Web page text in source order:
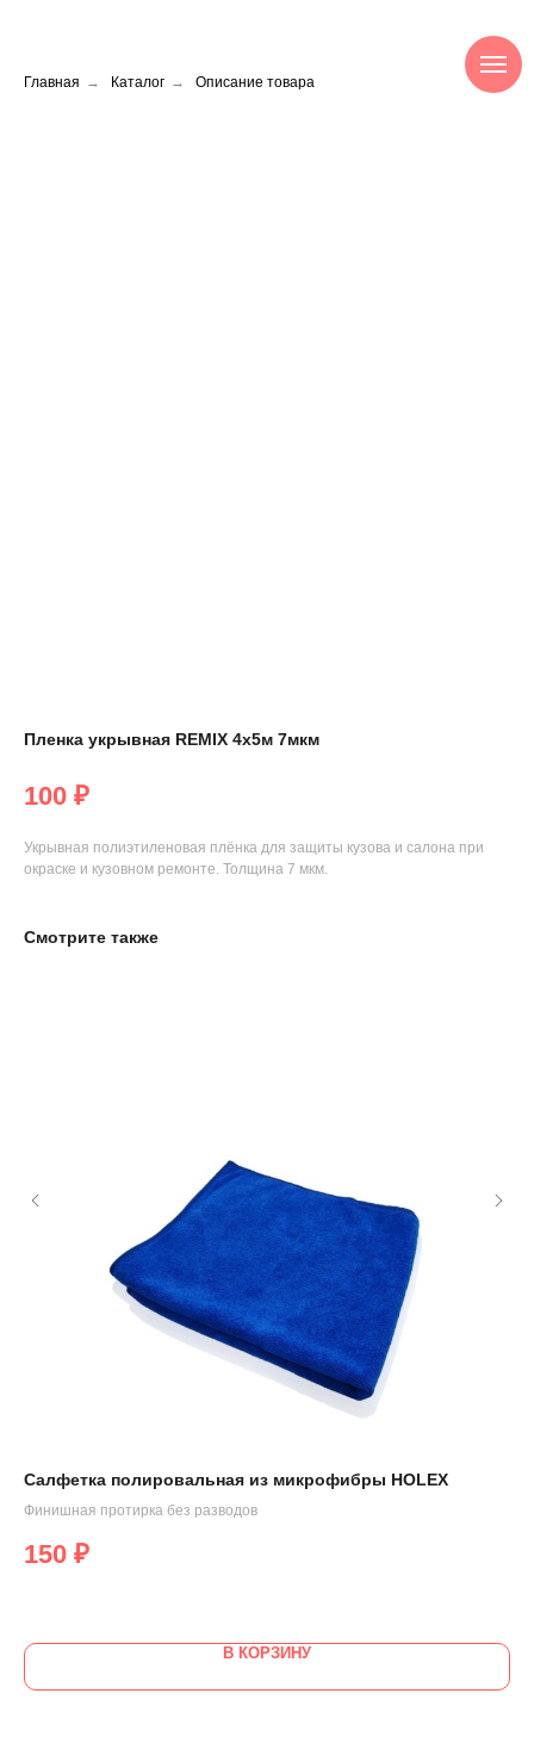
Главная → Каталог → Описание товара
Пленка укрывная REMIX 4х5м 7мкм
100 ₽
Укрывная полиэтиленовая плёнка для защиты кузова и салона при
окраске и кузовном ремонте. Толщина 7 мкм.
Смотрите также
Салфетка полировальная из микрофибры HOLEX
Финишная протирка без разводов
150 ₽
В КОРЗИНУ